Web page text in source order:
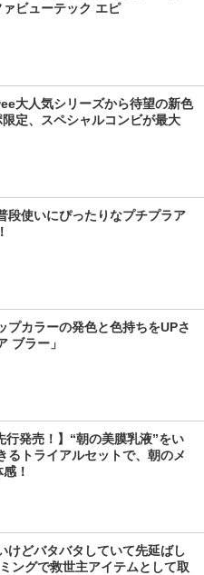
ビューテック エピ
大人気シリーズから待望の新色
定、スペシャルコンビが最大
段使いにぴったりなプチプラア
プカラーの発色と色持ちをUPさ
ブラー」
行発売！】“朝の美膜乳液”をい
るトライアルセットで、朝のメ
！
けどバタバタしていて先延ばし
ングで救世主アイテムとして取